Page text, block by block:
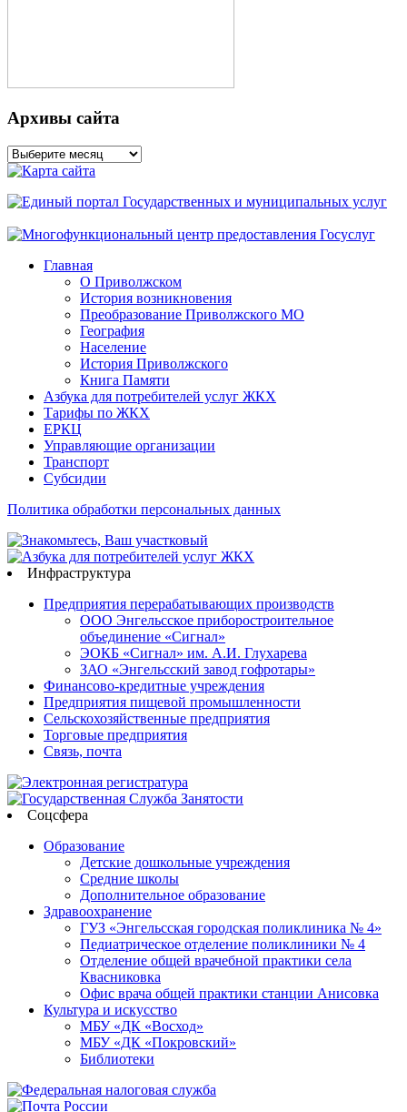
Архивы сайта
Архивы
сайта
Главная
О Приволжском
История возникновения
Преобразование Приволжского МО
География
Население
История Приволжского
Книга Памяти
Азбука для потребителей услуг ЖКХ
Тарифы по ЖКХ
ЕРКЦ
Управляющие организации
Транспорт
Субсидии
Политика обработки персональных данных
Инфраструктура
Предприятия перерабатывающих производств
ООО Энгельсское приборостроительное
объединение «Сигнал»
ЭОКБ «Сигнал» им. А.И. Глухарева
ЗАО «Энгельсский завод гофротары»
Финансово-кредитные учреждения
Предприятия пищевой промышленности
Сельскохозяйственные предприятия
Торговые предприятия
Связь, почта
Соцсфера
Образование
Детские дошкольные учреждения
Средние школы
Дополнительное образование
Здравоохранение
ГУЗ «Энгельсская городская поликлиника № 4»
Педиатрическое отделение поликлиники № 4
Отделение общей врачебной практики села
Квасниковка
Офис врача общей практики станции Анисовка
Культура и искусство
МБУ «ДК «Восход»
МБУ «ДК «Покровский»
Библиотеки